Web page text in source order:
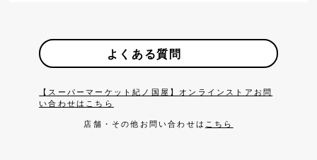
よくある質問
【スーパーマーケット紀ノ国屋】オンラインストアお問
い合わせはこちら
店舗・その他お問い合わせは こちら